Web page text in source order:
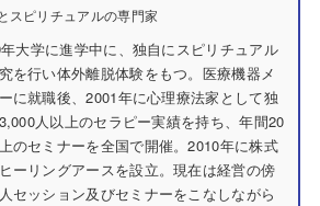
スピリチュアルの専門家
大学に進学中に、独自にスピリチュアル
を行い体外離脱体験をもつ。医療機器メ
に就職後、2001年に心理療法家として独
人以上のセラピー実績を持ち、年間20
のセミナーを全国で開催。2010年に株式
ーリングアースを設立。現在は経営の傍
セッション及びセミナーをこなしながら